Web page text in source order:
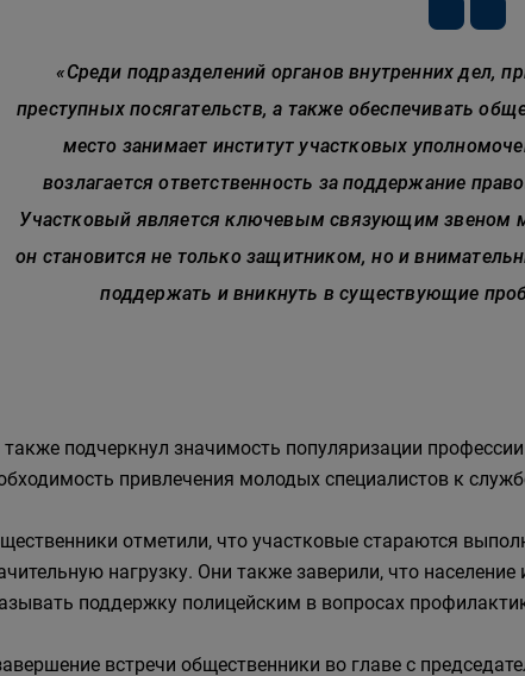
«Среди подразделений органов внутренних дел,
преступных посягательств, а также обеспечивать
место занимает институт участковых
возлагается ответственность за поддержание
Участковый является ключевым связующим звеном
он становится не только защитником, но и
поддержать и вникнуть в существующие
подчеркнул значимость популяризации
привлечения молодых специалистов к
отметили, что участковые стараются
нагрузку. Они также заверили, что
поддержку полицейским в вопросах
встречи общественники во главе с